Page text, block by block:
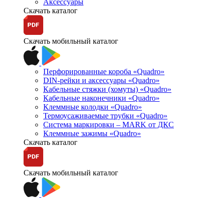
Скачать каталог
Скачать мобильный каталог
Перфорированные короба «Quadro»
DIN-рейки и аксессуары «Quadro»
Кабельные стяжки (хомуты) «Quadro»
Кабельные наконечники «Quadro»
Клеммные колодки «Quadro»
Термоусаживаемые трубки «Quadro»
Система маркировки – MARK от ДКС
Клеммные зажимы «Quadro»
Скачать каталог
Скачать мобильный каталог